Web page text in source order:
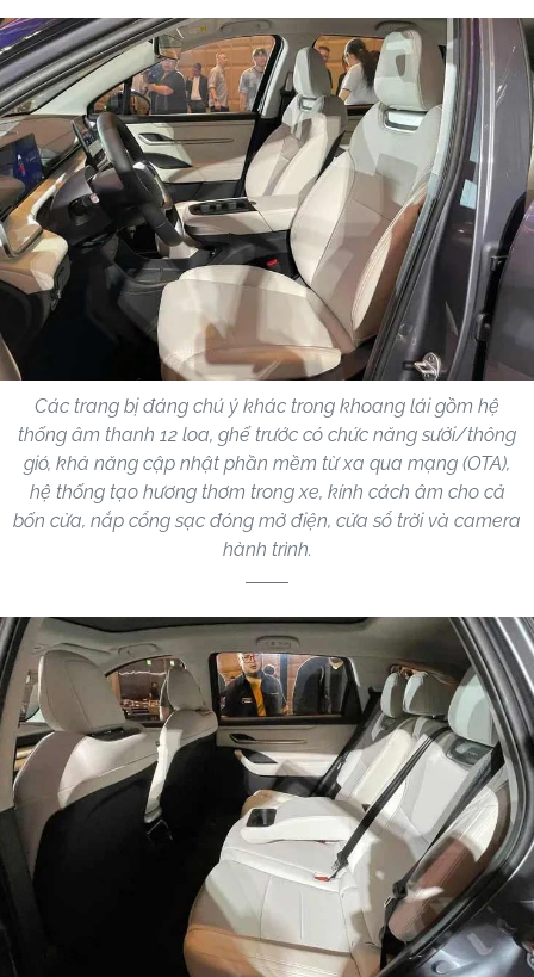
Các trang bị đáng chú ý khác trong khoang lái gồm hệ
thống âm thanh 12 loa, ghế trước có chức năng sưởi/thông
gió, khả năng cập nhật phần mềm từ xa qua mạng (OTA),
hệ thống tạo hương thơm trong xe, kính cách âm cho cả
bốn cửa, nắp cổng sạc đóng mở điện, cửa sổ trời và camera
hành trình.